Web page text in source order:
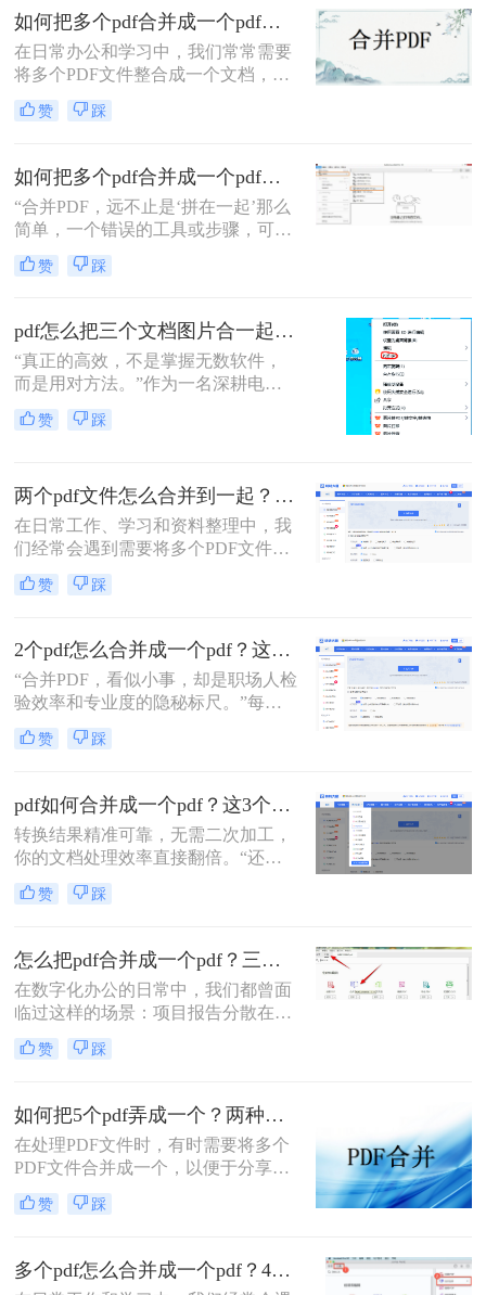
急的！”这样的场景，你是否熟悉？
如何把多个pdf合并成一个pdf？来试试这两种高效方法！
在日常办公和学习中，我们常常需要
将多个PDF文件整合成一个文档，以
便更好地管理和分享信息。那么如何
把多个pdf合并成一个pdf呢？为了帮
介绍两种简单而实用的方法来合并多
个PDF文件。
赞 踩
如何把多个pdf合并成一个pdf？5种高效合并方法详解！
“合并PDF，远不止是‘拼在一起’那么
简单，一个错误的工具或步骤，可能
让你精心排版的文档面目全
非。”——这是从业多年，处理过上
赞 踩
pdf怎么把三个文档图片合一起？三招搞定，最后一招在线即用无门槛！
“真正的高效，不是掌握无数软件，
而是用对方法。”作为一名深耕电脑
办公软件测评多年的博主，小编经常
在后台收到类似的求助：“手头有三
一个PDF文件里？”
赞 踩
两个pdf文件怎么合并到一起？一篇涵盖所有主流方法的终极指南！
在日常工作、学习和资料整理中，我
们经常会遇到需要将多个PDF文件合
并为一个的情况。无论是整合多个章
节的电子书、汇总一份报告的各个部
PDF文档，掌握高效、可靠的PDF合
并技能至关重要。市面上有许多工具
可以实现这一功能，但各有优劣。那
么两个pdf文件怎么合并到一起呢？本
文将为您详细介绍四种主流且有效的
方法，从在线工具的便捷到专业软件
求。
赞 踩
2个pdf怎么合并成一个pdf？这3个方法让你效率翻倍，安全省心！
“合并PDF，看似小事，却是职场人检
验效率和专业度的隐秘标尺。”每到
月底汇总报告、项目结案需整合多方
资料，或是自媒体朋友整理拍摄脚本
PDF文档感到头疼？手动复制粘贴？
格式全乱。
赞 踩
pdf如何合并成一个pdf？这3个免费高效方法，职场人必须掌握！
转换结果精准可靠，无需二次加工，
你的文档处理效率直接翻倍。“还在
为合并几十个PDF报告而头疼？你浪
费在重复操作上的时间，够你学一个
评领域深耕多年的小编，我见过太多
职场朋友被基础的文档处理问题绊住
手脚。那么pdf如何合并成一个pdf
呢？
赞 踩
怎么把pdf合并成一个pdf？三招教你高效整合关键信息！
在数字化办公的日常中，我们都曾面
临过这样的场景：项目报告分散在多
个PDF里，学术论文章节各自独立，
或是一堆扫描合同需要整合。PDF合
响着我们的信息处理效率与专业形
象。那么怎么把pdf合并成一个pdf
呢？今天，作为一名深耕办公软件领
域多年的测评博主，我将为你揭秘三
种最高效的PDF合并方案，帮你彻底
摆脱文档管理的困扰。
赞 踩
如何把5个pdf弄成一个？两种实用方法详解分享！
在处理PDF文件时，有时需要将多个
PDF文件合并成一个，以便于分享、
存储或打印。那么如何把5个pdf弄成
一个呢？本文将介绍两种将五个PDF
赞 踩
多个pdf怎么合并成一个pdf？4种合并pdf方法详解！